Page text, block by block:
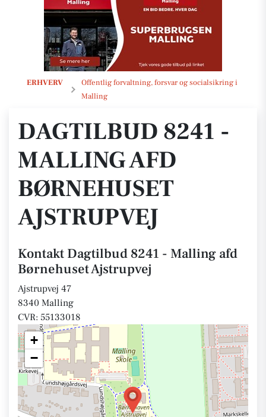
ERHVERV
Offentlig forvaltning, forsvar og socialsikring i
Malling
Dagtilbud 8241 - Malling afd Børnehuset Ajstrupvej
DAGTILBUD 8241 -
MALLING AFD
BØRNEHUSET
AJSTRUPVEJ
Kontakt Dagtilbud 8241 - Malling afd
Børnehuset Ajstrupvej
Ajstrupvej 47
8340 Malling
CVR: 55133018
+
−